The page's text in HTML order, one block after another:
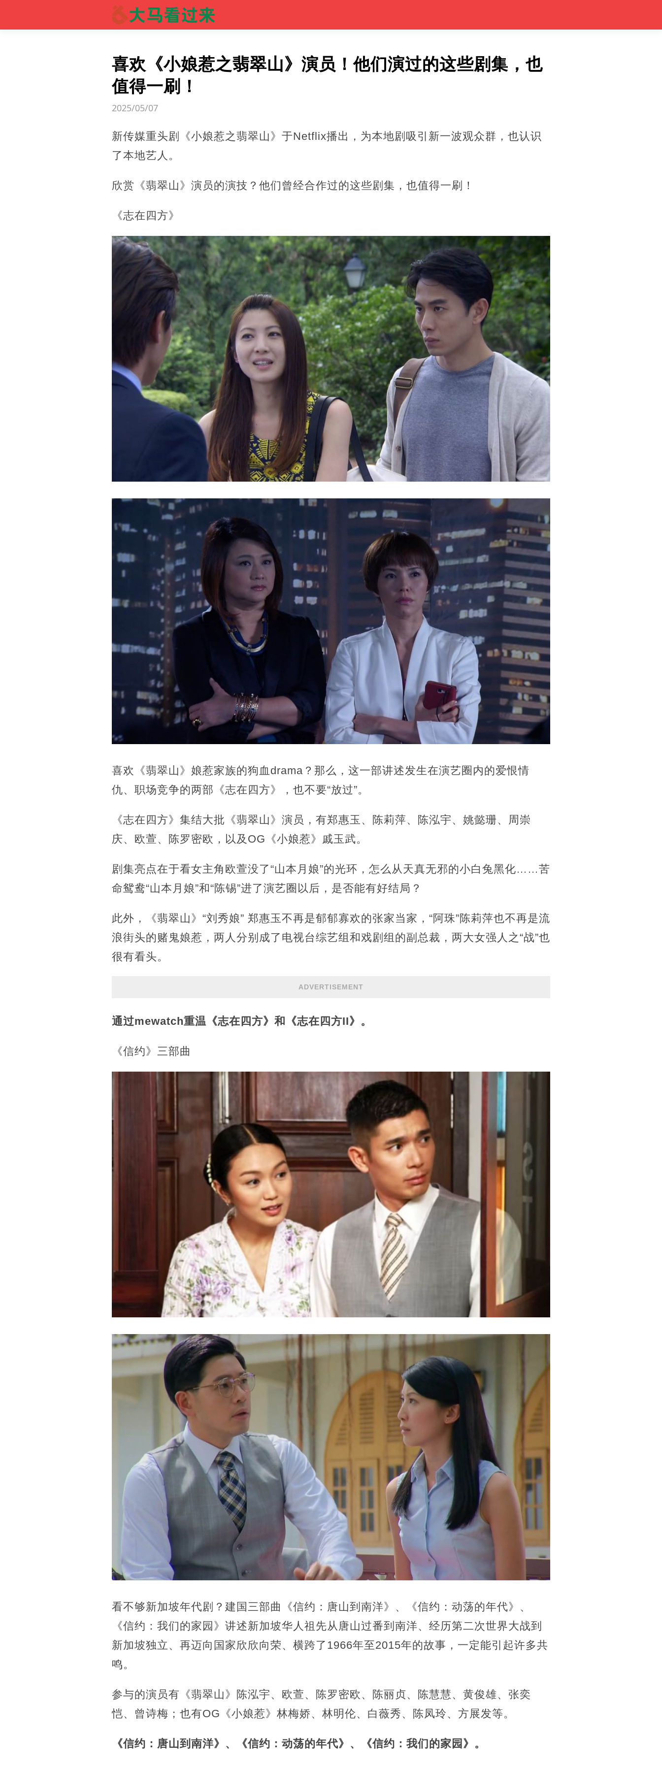
喜欢《小娘惹之翡翠山》演员！他们演过的这些剧集，也
值得一刷！
2025/05/07
新传媒重头剧《小娘惹之翡翠山》于Netflix播出，为本地剧吸引新一波观众群，也认识
了本地艺人。
欣赏《翡翠山》演员的演技？他们曾经合作过的这些剧集，也值得一刷！
《志在四方》
喜欢《翡翠山》娘惹家族的狗血drama？那么，这一部讲述发生在演艺圈内的爱恨情
仇、职场竞争的两部《志在四方》，也不要“放过”。
《志在四方》集结大批《翡翠山》演员，有郑惠玉、陈莉萍、陈泓宇、姚懿珊、周崇
庆、欧萱、陈罗密欧，以及OG《小娘惹》戚玉武。
剧集亮点在于看女主角欧萱没了“山本月娘”的光环，怎么从天真无邪的小白兔黑化……苦
命鸳鸯“山本月娘”和“陈锡”进了演艺圈以后，是否能有好结局？
此外，《翡翠山》“刘秀娘” 郑惠玉不再是郁郁寡欢的张家当家，“阿珠”陈莉萍也不再是流
浪街头的赌鬼娘惹，两人分别成了电视台综艺组和戏剧组的副总裁，两大女强人之“战”也
很有看头。
ADVERTISEMENT
通过mewatch重温《志在四方》和《志在四方II》。
《信约》三部曲
看不够新加坡年代剧？建国三部曲《信约：唐山到南洋》、《信约：动荡的年代》、
《信约：我们的家园》讲述新加坡华人祖先从唐山过番到南洋、经历第二次世界大战到
新加坡独立、再迈向国家欣欣向荣、横跨了1966年至2015年的故事，一定能引起许多共
鸣。
参与的演员有《翡翠山》陈泓宇、欧萱、陈罗密欧、陈丽贞、陈慧慧、黄俊雄、张奕
恺、曾诗梅；也有OG《小娘惹》林梅娇、林明伦、白薇秀、陈凤玲、方展发等。
《信约：唐山到南洋》、《信约：动荡的年代》、《信约：我们的家园 》。